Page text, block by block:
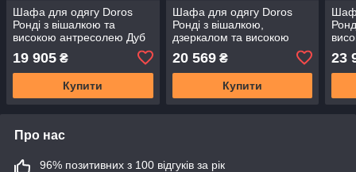
Шафа для одягу Doros
Ронді з вішалкою та
високою антресолею Дуб
181х52х260 (42005289)
(DRS-012135)
19 905 ₴
Купити
Шафа для одягу Doros
Ронді з вішалкою,
дзеркалом та високою
антресолею Дуб Артізан/
Графіт 3 ДСП 181х52х260
(42005291) (DRS-012142)
20 569₴
Купити
23
Про нас
96% позитивних з 100 відгуків за рік